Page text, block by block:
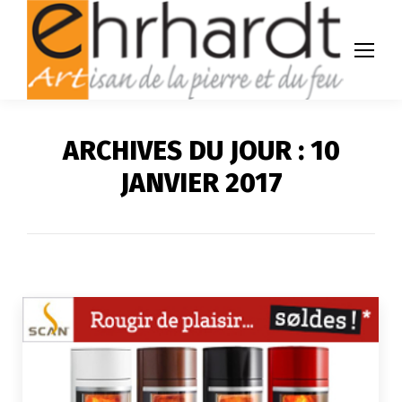
ARCHIVES DU JOUR :10
JANVIER 2017